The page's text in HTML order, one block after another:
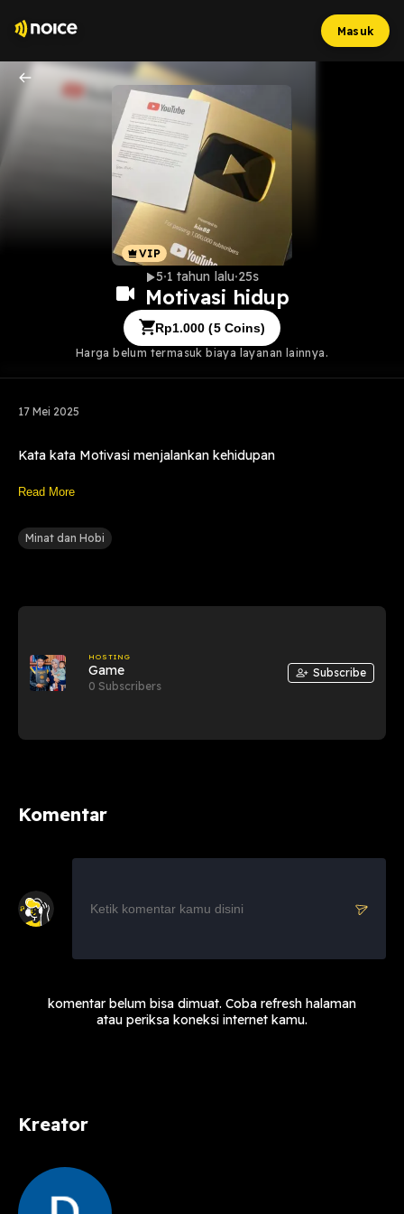
Masuk
5 1 tahun lalu 25s
Motivasi hidup
Rp1.000 (5Coins)
Harga belum termasuk biaya layanan lainnya.
17 Mei 2025
Kata kata Motivasi menjalankan kehidupan
Read More
Minat dan Hobi
HOSTING
Game
0 Subscribers
Subscribe
Komentar
komentar belum bisa dimuat. Coba refresh halaman
atau periksa koneksi internet kamu.
Kreator